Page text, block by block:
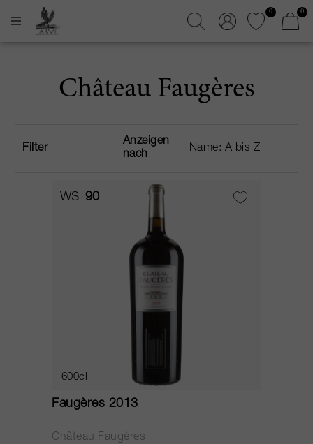
0 0
Château Faugères
Filter
Anzeigen
nach
WS 90
600cl
Faugères 2013
Château Faugères